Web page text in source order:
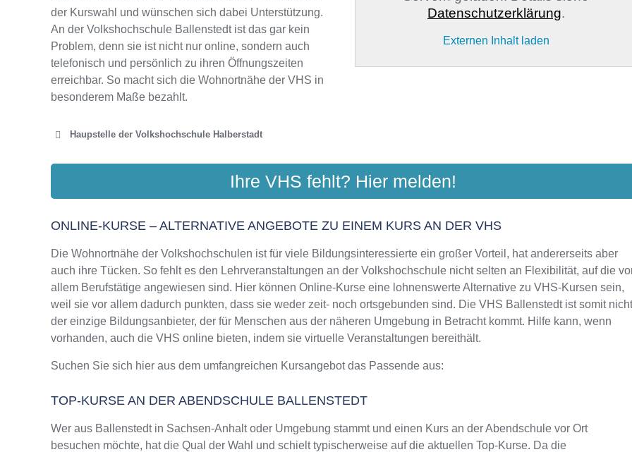
der Kurswahl und wünschen sich dabei Unterstützung.
An der Volkshochschule Ballenstedt ist das gar kein
Problem, denn sie ist nicht nur online, sondern auch
telefonisch und persönlich zu ihren Öffnungszeiten
erreichbar. So macht sich die Wohnortnähe der VHS in
besonderem Maße bezahlt.
Datenschutzerklärung.
Externen Inhalt laden
Haupstelle der Volkshochschule Halberstadt
KREISVOLKSHOCHSCHULE HARZ GMBH
Ihre VHS fehlt? Hier melden!
ONLINE-KURSE – ALTERNATIVE ANGEBOTE ZU EINEM KURS AN DER VHS
Die Wohnortnähe der Volkshochschulen ist für viele Bildungsinteressierte ein großer Vorteil, hat andererseits aber
auch ihre Tücken. So fehlt es den Lehrveranstaltungen an der Volkshochschule nicht selten an Flexibilität, auf die
allem Berufstätige angewiesen sind. Hier können Online-Kurse eine lohnenswerte Alternative zu VHS-Kursen sein,
weil sie vor allem dadurch punkten, dass sie weder zeit- noch ortsgebunden sind. Die VHS Ballenstedt ist somit nicht
der einzige Bildungsanbieter, der für Menschen aus der näheren Umgebung in Betracht kommt. Hilfe kann, wenn
vorhanden, auch die VHS online bieten, indem sie virtuelle Veranstaltungen bereithält.
Suchen Sie sich hier aus dem umfangreichen Kursangebot das Passende aus:
TOP-KURSE AN DER ABENDSCHULE BALLENSTEDT
Wer aus Ballenstedt in Sachsen-Anhalt oder Umgebung stammt und einen Kurs an der Abendschule vor Ort
besuchen möchte, hat die Qual der Wahl und schielt typischerweise auf die aktuellen Top-Kurse. Da die